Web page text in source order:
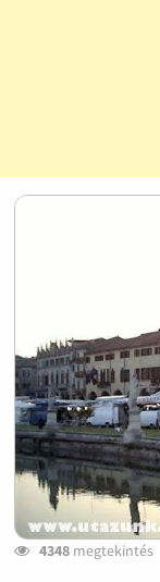
4348megtekintés